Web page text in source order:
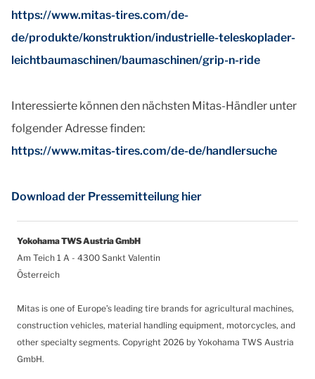
https://www.mitas-tires.com/de-
de/produkte/konstruktion/industrielle-teleskoplader-
leichtbaumaschinen/baumaschinen/grip-n-ride
Interessierte können den nächsten Mitas-Händler unter
folgender Adresse finden:
https://www.mitas-tires.com/de-de/handlersuche
Download der Pressemitteilung hier
Yokohama TWS Austria GmbH
Am Teich 1 A - 4300 Sankt Valentin
Österreich
Mitas is one of Europe’s leading tire brands for agricultural machines,
construction vehicles, material handling equipment, motorcycles, and
other specialty segments. Copyright 2026 by Yokohama TWS Austria
GmbH.